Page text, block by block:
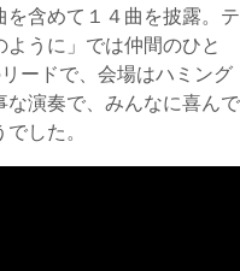
含めて１４曲を披露。テ
うに」では仲間のひと
ードで、会場はハミング
な演奏で、みんなに喜んで
した。